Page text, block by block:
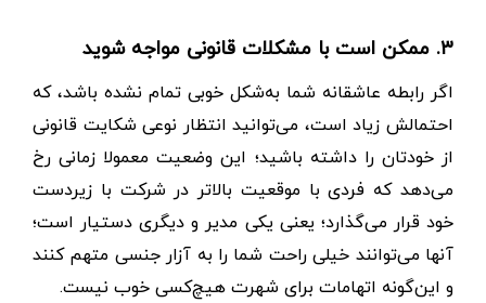
۳. ممکن است با مشکلات قانونی مواجه شوید
اگر رابطه عاشقانه شما به‌شکل خوبی تمام نشده باشد، که
احتمالش زیاد است، می‌توانید انتظار نوعی شکایت قانونی
از خودتان را داشته باشید؛ این وضعیت معمولا زمانی رخ
می‌دهد که فردی با موقعیت بالاتر در شرکت با زیردست
خود قرار می‌گذارد؛ یعنی یکی مدیر و دیگری دستیار است؛
آنها می‌توانند خیلی راحت شما را به آزار جنسی متهم کنند
و این‌گونه اتهامات برای شهرت هیچ‌کسی خوب نیست.